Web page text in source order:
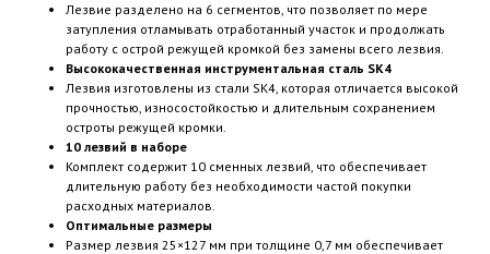
Лезвие разделено на 6 сегментов, что позволяет по мере
затупления отламывать отработанный участок и продолжать
работу с острой режущей кромкой без замены всего лезвия.
Высококачественная инструментальная сталь SK4
Лезвия изготовлены из стали SK4, которая отличается высокой
прочностью, износостойкостью и длительным сохранением
остроты режущей кромки.
10 лезвий в наборе
Комплект содержит 10 сменных лезвий, что обеспечивает
длительную работу без необходимости частой покупки
расходных материалов.
Оптимальные размеры
Размер лезвия 25×127 мм при толщине 0,7 мм обеспечивает